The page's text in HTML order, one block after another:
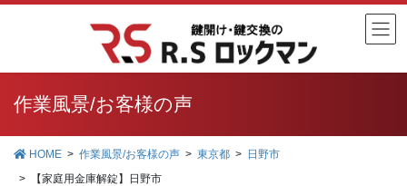
コ
ン
移
ナ
ー
ン
作業風景/お客様の声
HOME 作業風景/お客様の声 東京都
日野市
【家庭用金庫解錠】日野市